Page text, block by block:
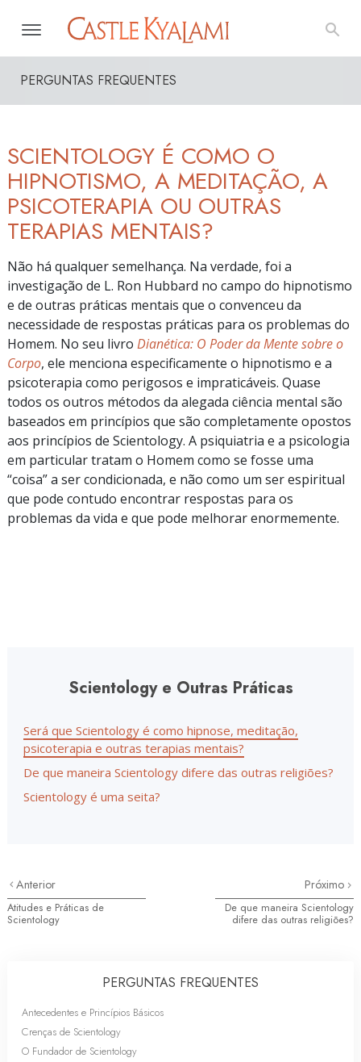
PERGUNTAS FREQUENTES
SCIENTOLOGY É COMO O
HIPNOTISMO, A MEDITAÇÃO, A
PSICOTERAPIA OU OUTRAS
TERAPIAS MENTAIS?
Não há qualquer semelhança. Na verdade, foi a
investigação de L. Ron Hubbard no campo do hipnotismo
e de outras práticas mentais que o convenceu da
necessidade de respostas práticas para os problemas do
Homem. No seu livro Dianética: O Poder da Mente sobre o
Corpo, ele menciona especificamente o hipnotismo e a
psicoterapia como perigosos e impraticáveis. Quase
todos os outros métodos da alegada ciência mental são
baseados em princípios que são completamente opostos
aos princípios de Scientology. A psiquiatria e a psicologia
em particular tratam o Homem como se fosse uma
“coisa”a ser condicionada, e não como um ser espiritual
que pode contudo encontrar respostas para os
problemas da vida e que pode melhorar enormemente.
Scientology e Outras Práticas
Será que Scientology é como hipnose, meditação,
psicoterapia e outras terapias mentais?
De que maneira Scientology difere das outras religiões?
Scientology é uma seita?
Anterior
Atitudes e Práticas de
Scientology
Próximo
De que maneira Scientology
difere das outras religiões?
PERGUNTAS FREQUENTES
Antecedentes e Princípios Básicos
Crenças de Scientology
O Fundador de Scientology